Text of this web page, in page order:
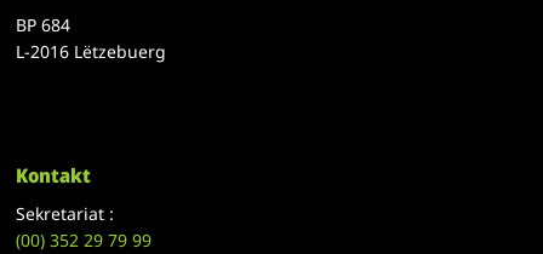
BP 684
L-2016 Lëtzebuerg
Kontakt
Sekretariat :
(00)352 29 79 99